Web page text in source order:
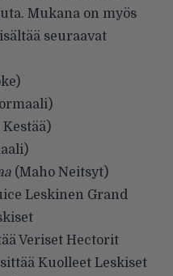
Mukana on myös
seuraavat
Kestää)
(Maho Neitsyt)
Leskinen Grand
Veriset Hectorit
Kuolleet Leskiset